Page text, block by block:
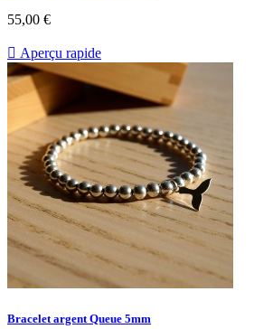
55,00 €
 Aperçu rapide
Bracelet argent Queue 5mm